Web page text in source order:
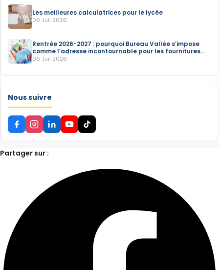
Les meilleures calculatrices pour le lycée
06 Juil 2026
Rentrée 2026-2027 : pourquoi Bureau Vallée s’impose
comme l’adresse incontournable pour les fournitures
scolaires
06 Juil 2026
Nous suivre
Partager sur :